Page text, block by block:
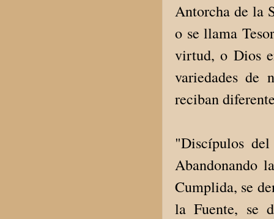
Antorcha de la
o se llama
virtud, o Dios
variedades de
reciban
"Discípulos
Abandonando
Cumplida, se
la Fuente, se